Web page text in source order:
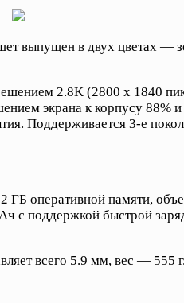
выпущен в двух цветах —
2.8K (2800 x 1840
экрана к корпусу 88%
Поддерживается 3-е
ГБ оперативной памяти,
поддержкой быстрой
всего 5.9 мм, вес — 555 г.